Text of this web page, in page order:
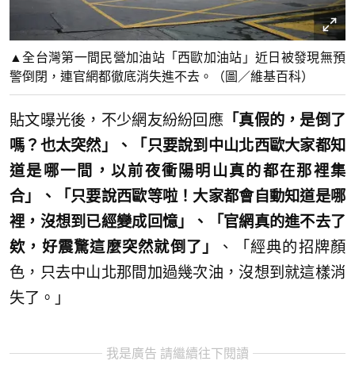
▲全台灣第一間民營加油站「西歐加油站」近日被發現無預
警倒閉，連官網都徹底消失進不去。（圖／維基百科）
貼文曝光後，不少網友紛紛回應 「真假的，是倒了
嗎？也太突然」、「只要說到中山北西歐大家都知
道是哪一間，以前夜衝陽明山真的都在那裡集
合」、「只要說西歐等啦！大家都會自動知道是哪
裡，沒想到已經變成回憶」、「官網真的進不去了
欸，好震驚這麼突然就倒了」
、「經典的招牌顏
色，只去中山北那間加過幾次油，沒想到就這樣消
失了。」
我是廣告 請繼續往下閱讀